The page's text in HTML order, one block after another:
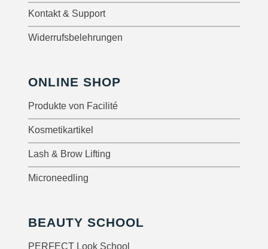
Kontakt & Support
Widerrufsbelehrungen
ONLINE SHOP
Produkte von Facilité
Kosmetikartikel
Lash & Brow Lifting
Microneedling
BEAUTY SCHOOL
PERFECT Look School